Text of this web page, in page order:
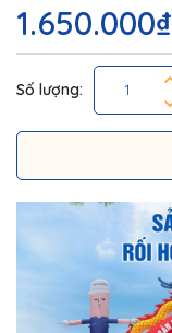
1.650.000₫
Số lượng: